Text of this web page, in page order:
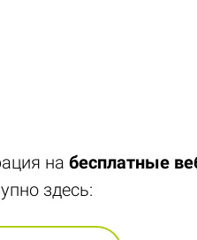
на бесплатные
здесь: